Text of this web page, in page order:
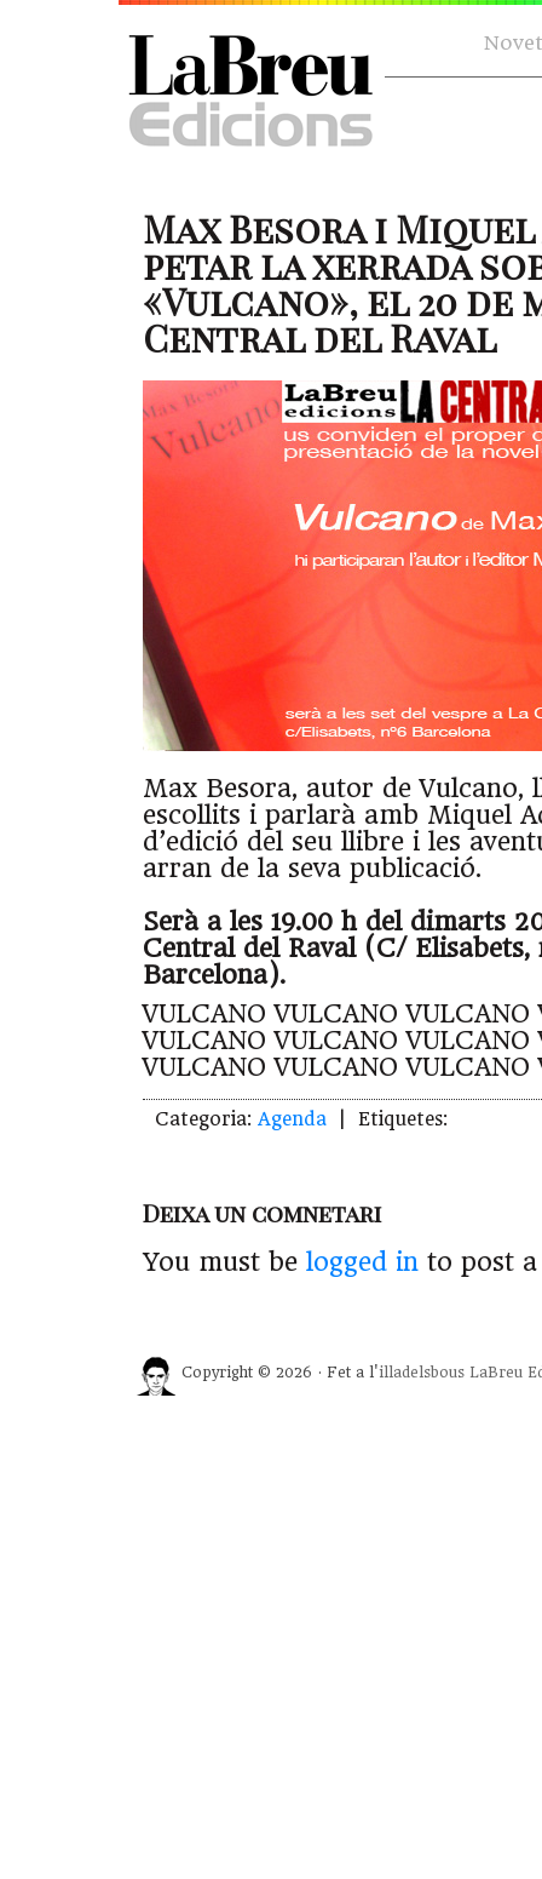
Max Besora i
petar la xerrada
«Vulcano», el 20 de
Central del Raval
Max Besora, autor de Vulcano,
escollits i parlarà amb Miquel
d’edició del seu llibre i les
arran de la seva publicació.
Serà a les 19.00 h del dimarts
Central del Raval (C/ Elisabets,
Barcelona).
VULCANO VULCANO VULCANO
VULCANO VULCANO VULCANO
VULCANO VULCANO VULCANO
Categoria: Agenda | Etiquetes:
Deixa un comnetari
You must be logged in to post
Copyright © 2026 · Fet a l'illadelsbous LaBreu